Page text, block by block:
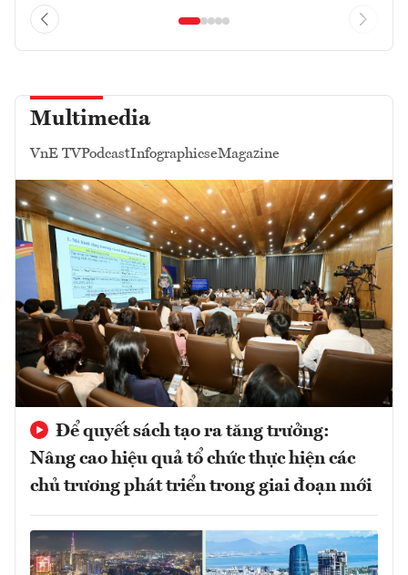
Multimedia
VnE TVPodcastInfographicseMagazine
Để quyết sách tạo ra tăng trưởng:
Nâng cao hiệu quả tổ chức thực hiện các
chủ trương phát triển trong giai đoạn mới